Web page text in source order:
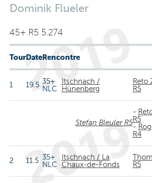
Dominik Flueler
45+ R5 5.274
TourDateRencontre
1 19.5 35+
NLC
Itschnach /
Hünenberg
Reto
R5
Stefan Bleuler R5
-
R5
-
R4
2 11.5 35+
NLC
Itschnach / La
Chaux-de-Fonds
R5